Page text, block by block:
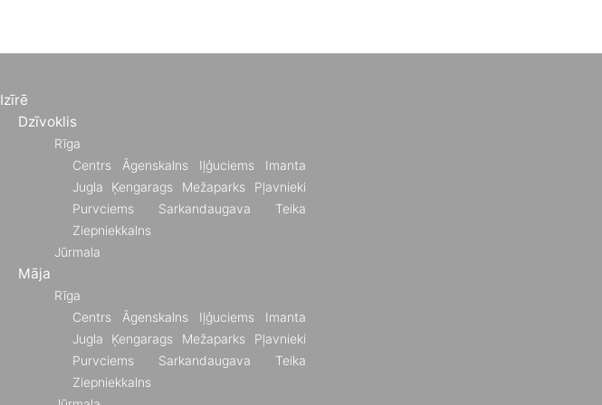
Izīrē
Dzīvoklis
Rīga
Centrs
Āgenskalns Iļģuciems
Imanta
Jugla
Ķengarags Mežaparks
Pļavnieki
Purvciems
Sarkandaugava
Teika
Ziepniekkalns
Jūrmala
Māja
Rīga
Centrs
Āgenskalns Iļģuciems
Imanta
Jugla
Ķengarags Mežaparks
Pļavnieki
Purvciems
Sarkandaugava
Teika
Ziepniekkalns